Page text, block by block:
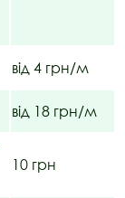
від 4 грн/м
від 18 грн/м
10 грн